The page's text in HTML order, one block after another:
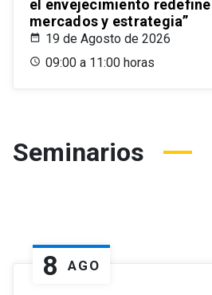
el envejecimiento
mercados y estrategia”
19 de Agosto de 2026
09:00 a 11:00 horas
Seminarios
8 AGO